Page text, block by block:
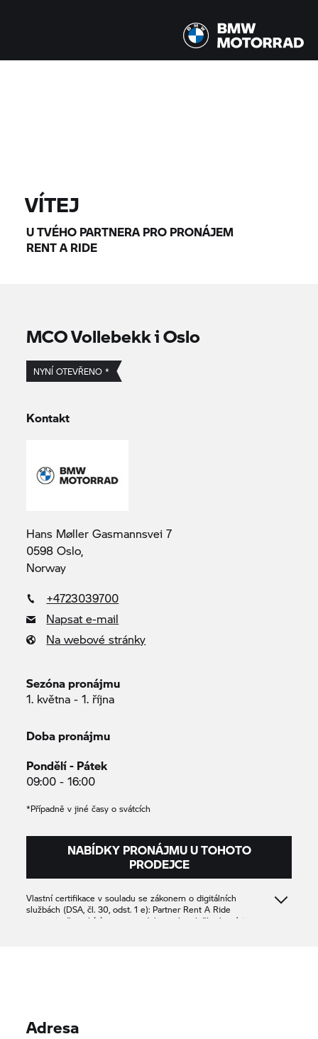
VÍTEJ
U TVÉHO PARTNERA PRO PRONÁJEM
RENT A RIDE
MCO Vollebekk i Oslo
NYNÍ OTEVŘENO *
Kontakt
Hans Møller Gasmannsvei 7
0598 Oslo,
Norway
+4723039700
Napsat e-mail
Na webové stránky
Sezóna pronájmu
1. května - 1. října
Doba pronájmu
Pondělí - Pátek
09:00 - 16:00
*Případně v jiné časy o svátcích
NABÍDKY PRONÁJMU U TOHOTO
PRODEJCE
Vlastní certifikace v souladu se zákonem o digitálních
službách (DSA, čl. 30, odst. 1 e): Partner Rent A Ride
potvrzuje, že nabízí pouze produkty nebo služby, které jsou v
Adresa